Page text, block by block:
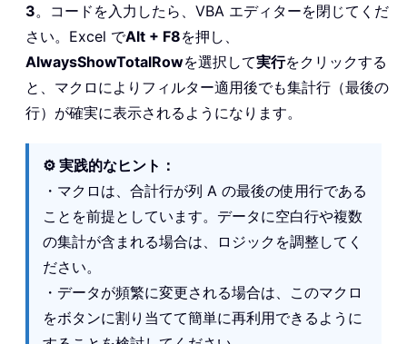
3。コードを入力したら、VBA エディターを閉じてくだ
さい。Excel でAlt + F8を押し、
AlwaysShowTotalRowを選択して実行をクリックする
と、マクロによりフィルター適用後でも集計行（最後の
行）が確実に表示されるようになります。
⚙️ 実践的なヒント：
・マクロは、合計行が列 A の最後の使用行である
ことを前提としています。データに空白行や複数
の集計が含まれる場合は、ロジックを調整してく
ださい。
・データが頻繁に変更される場合は、このマクロ
をボタンに割り当てて簡単に再利用できるように